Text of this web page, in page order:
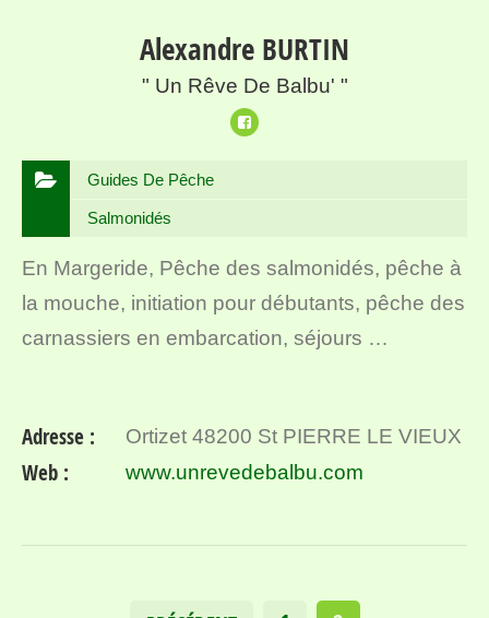
Alexandre BURTIN
" Un Rêve De Balbu' "
Guides De Pêche
Salmonidés
En Margeride, Pêche des salmonidés, pêche à
la mouche, initiation pour débutants, pêche des
carnassiers en embarcation, séjours …
Adresse : Ortizet 48200 St PIERRE LE VIEUX
Web : www.unrevedebalbu.com